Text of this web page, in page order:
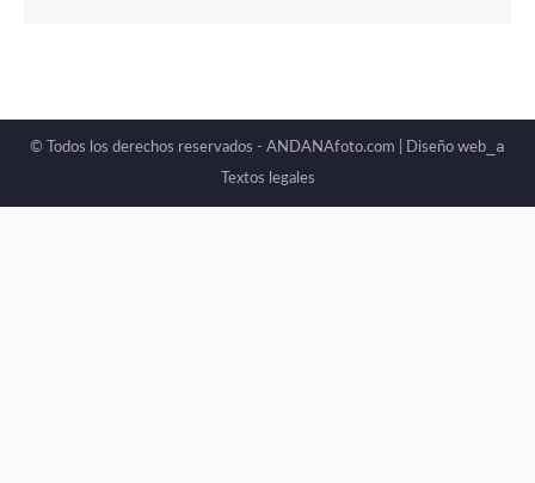
© Todos los derechos reservados - ANDANAfoto.com | Diseño web _a
Textos legales